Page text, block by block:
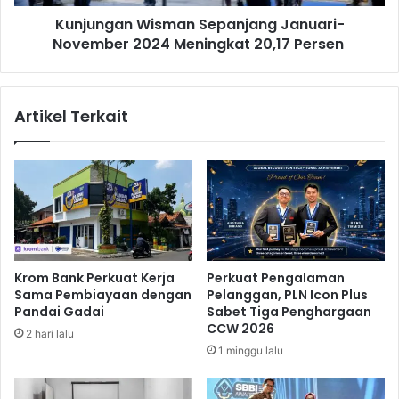
a
s
n
S
a
s
a
r
a
n
n
a
n
j
a
g
J
n
a
Kunjungan Wisman Sepanjang Januari-
November 2024 Meningkat 20,17 Persen
Artikel Terkait
Krom Bank Perkuat Kerja
Sama Pembiayaan dengan
Pandai Gadai
2 hari lalu
Perkuat Pengalaman
Pelanggan, PLN Icon Plus
Sabet Tiga Penghargaan
CCW 2026
1 minggu lalu